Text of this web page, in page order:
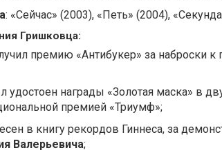
: «Сейчас» (2003), «Петь» (2004),
Гришковца:
премию «Антибукер» за наброски к
удостоен награды «Золотая маска» в
премией «Триумф»;
в книгу рекордов Гиннеса, за
Валерьевича;